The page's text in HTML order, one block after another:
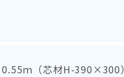
ｍ（芯材H-390×300）